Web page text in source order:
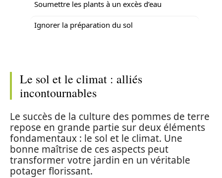
Soumettre les plants à un excès d’eau
Ignorer la préparation du sol
Le sol et le climat : alliés
incontournables
Le succès de la culture des pommes de terre
repose en grande partie sur deux éléments
fondamentaux : le sol et le climat. Une
bonne maîtrise de ces aspects peut
transformer votre jardin en un véritable
potager florissant.